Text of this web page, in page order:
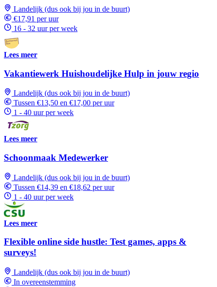
Landelijk (dus ook bij jou in de buurt)
€17,91 per uur
16 - 32 uur per week
Lees meer
Vakantiewerk Huishoudelijke Hulp in jouw regio
Landelijk (dus ook bij jou in de buurt)
Tussen €13,50 en €17,00 per uur
1 - 40 uur per week
Lees meer
Schoonmaak Medewerker
Landelijk (dus ook bij jou in de buurt)
Tussen €14,39 en €18,62 per uur
1 - 40 uur per week
Lees meer
Flexible online side hustle: Test games, apps &
surveys!
Landelijk (dus ook bij jou in de buurt)
In overeenstemming